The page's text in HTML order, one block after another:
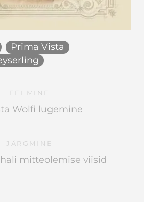
Prima Vista
EELMINE
Wolfi lugemine
JÄRGMINE
mitteolemise viisid